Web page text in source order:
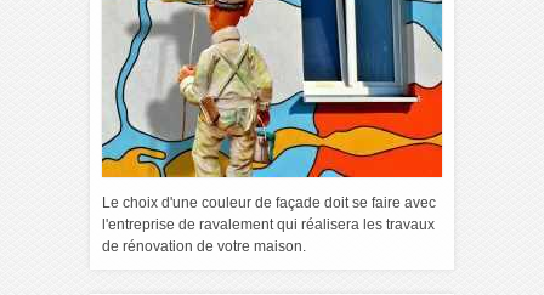
Le choix d'une couleur de façade doit se faire avec
l'entreprise de ravalement qui réalisera les travaux
de rénovation de votre maison.